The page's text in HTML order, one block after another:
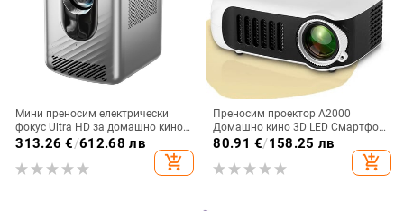
Мини преносим електрически
фокус Ultra HD за домашно кино
4K проектор Проектор за
313.26 €/612.68 лв
add_shopping_cart
Преносим проектор A2000
Домашно кино 3D LED Смартфон
Телевизор Лазерен прожектор
Мини проектор за Full HD 1080P
видео кино
80.91 €/158.25 лв
add_shopping_cart